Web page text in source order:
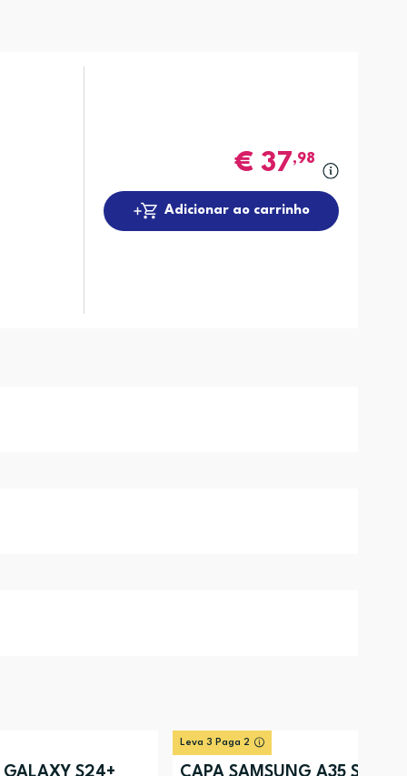
€37,98
Adicionar ao carrinho
GALAXY S24+
Leva 3 Paga 2
CAPA SAMSUNG A35 SVIEW